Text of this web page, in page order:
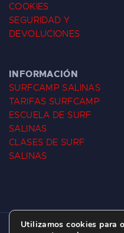
COOKIES
SEGURIDAD Y
DEVOLUCIONES
INFORMACIÓN
SURFCAMP SALINAS
TARIFAS SURFCAMP
ESCUELA DE SURF
SALINAS
CLASES DE SURF
SALINAS
Utilizamos cookies para